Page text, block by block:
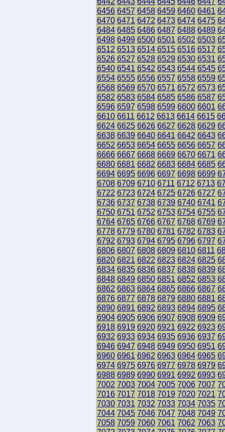
6456 6457 6458 6459 6460 6461
6470 6471 6472 6473 6474 6475
6484 6485 6486 6487 6488 6489
6498 6499 6500 6501 6502 6503
6512 6513 6514 6515 6516 6517
6526 6527 6528 6529 6530 6531
6540 6541 6542 6543 6544 6545
6554 6555 6556 6557 6558 6559
6568 6569 6570 6571 6572 6573
6582 6583 6584 6585 6586 6587
6596 6597 6598 6599 6600 6601
6610 6611 6612 6613 6614 6615
6624 6625 6626 6627 6628 6629
6638 6639 6640 6641 6642 6643
6652 6653 6654 6655 6656 6657
6666 6667 6668 6669 6670 6671
6680 6681 6682 6683 6684 6685
6694 6695 6696 6697 6698 6699
6708 6709 6710 6711 6712 6713
6722 6723 6724 6725 6726 6727
6736 6737 6738 6739 6740 6741
6750 6751 6752 6753 6754 6755
6764 6765 6766 6767 6768 6769
6778 6779 6780 6781 6782 6783
6792 6793 6794 6795 6796 6797
6806 6807 6808 6809 6810 6811
6820 6821 6822 6823 6824 6825
6834 6835 6836 6837 6838 6839
6848 6849 6850 6851 6852 6853
6862 6863 6864 6865 6866 6867
6876 6877 6878 6879 6880 6881
6890 6891 6892 6893 6894 6895
6904 6905 6906 6907 6908 6909
6918 6919 6920 6921 6922 6923
6932 6933 6934 6935 6936 6937
6946 6947 6948 6949 6950 6951
6960 6961 6962 6963 6964 6965
6974 6975 6976 6977 6978 6979
6988 6989 6990 6991 6992 6993
7002 7003 7004 7005 7006 7007
7016 7017 7018 7019 7020 7021
7030 7031 7032 7033 7034 7035
7044 7045 7046 7047 7048 7049
7058 7059 7060 7061 7062 7063